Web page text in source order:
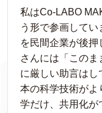
私はCo-LABO
う形で参画して
を民間企業が後
さんには「この
に厳しい助言はし
本の科学技術がよ
学だけ、共用化が